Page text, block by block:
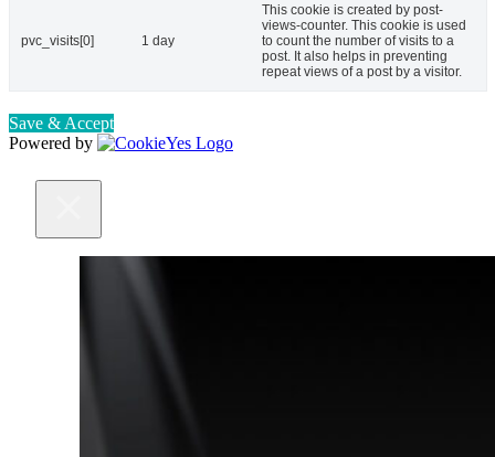
pvc_visits[0] 1 day
This cookie is created by post-
views-counter. This cookie is used
to count the number of visits to a
post. It also helps in preventing
repeat views of a post by a visitor.
Save & Accept
Powered by